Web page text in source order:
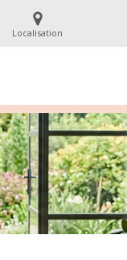
Localisation